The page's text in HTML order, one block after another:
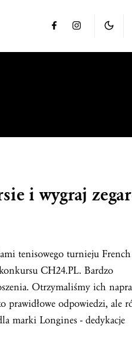
i wygraj
tenisowego turnieju
konkursu CH24.PL. Bardzo
Otrzymaliśmy ich
prawidłowe odpowiedzi, ale
marki Longines - dedykacje